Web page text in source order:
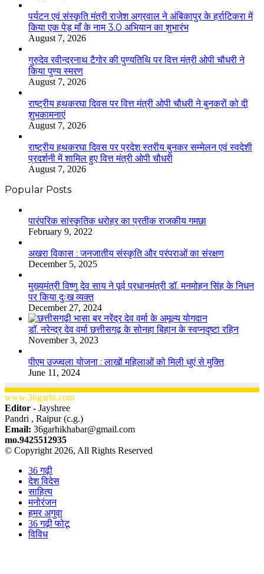
पर्यटन एवं संस्कृति मंत्री राजेश अग्रवाल ने अंबिकापुर के हर्राटिकरा में
किया एक पेड़ माँ के नाम 3.0 अभियान का शुभारंभ
August 7, 2026
गुरुदेव रवीन्द्रनाथ टैगोर की पुण्यतिथि पर वित्त मंत्री ओपी चौधरी ने
किया पुण्य स्मरण
August 7, 2026
राष्ट्रीय हथकरघा दिवस पर वित्त मंत्री ओपी चौधरी ने बुनकरों को दी
शुभकामनाएं
August 7, 2026
राष्ट्रीय हथकरघा दिवस पर प्रदेश स्तरीय बुनकर सम्मेलन एवं स्वदेशी
प्रदर्शनी में शामिल हुए वित्त मंत्री ओपी चौधरी
August 7, 2026
Popular Posts
​​​​​​​पारंपरिक सांस्कृतिक धरोहर का प्रतीक राजकीय गमछा
February 9, 2022
अखरा विकास : जनजातीय संस्कृति और परंपराओं का संरक्षण
December 5, 2025
मुख्यमंत्री विष्णु देव साय ने पूर्व प्रधानमंत्री डॉ. मनमोहन सिंह के निधन
पर किया दुःख व्यक्त
December 27, 2024
डॉ. नरेन्द्र देव वर्मा छत्तीसगढ़ के सोनहा बिहान के स्वप्नदृष्टा रहिन
November 3, 2023
पीएम उज्ज्वला योजना : लाखों महिलाओं को मिली धुएं से मुक्ति
June 11, 2024
www.36garhi.com
Editor - Jayshree
Pandri , Raipur (c.g.)
Email: 36garhikhabar@gmail.com
mo.9425512935
© Copyright 2026, All Rights Reserved
36 गढ़ी
देश विदेस
साहित्य
मनोरंजन
हमर अगुवा
36 गढ़ी फोटू
विविध